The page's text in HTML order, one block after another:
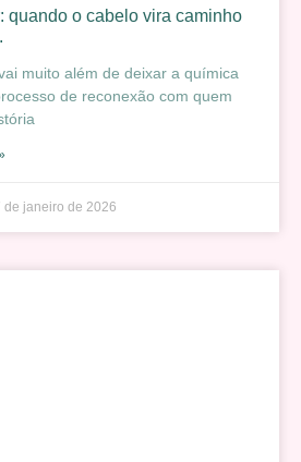
quando o cabelo vira caminho
muito além de deixar a química
de reconexão com quem
de janeiro de 2026